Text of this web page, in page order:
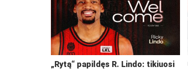
„Rytą“ papildęs R. Lindo: tikiuosi